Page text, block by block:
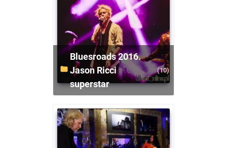
Bluesroads 2016.
Jason Ricci
superstar
(10)